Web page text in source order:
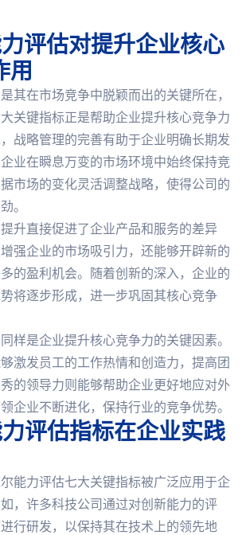
评估对提升企业核心
用
其在市场竞争中脱颖而出的关键所在，
关键指标正是帮助企业提升核心竞争力
战略管理的完善有助于企业明确长期发
业在瞬息万变的市场环境中始终保持竞
市场的变化灵活调整战略，使得公司的
。
升直接促进了企业产品和服务的差异
强企业的市场吸引力，还能够开辟新的
的盈利机会。随着创新的深入，企业的
将逐步形成，进一步巩固其核心竞争
样是企业提升核心竞争力的关键因素。
激发员工的工作热情和创造力，提高团
的领导力则能够帮助企业更好地应对外
企业不断进化，保持行业的竞争优势。
评估指标在企业实践
能力评估七大关键指标被广泛应用于企
，许多科技公司通过对创新能力的评
行研发，以保持其在技术上的领先地